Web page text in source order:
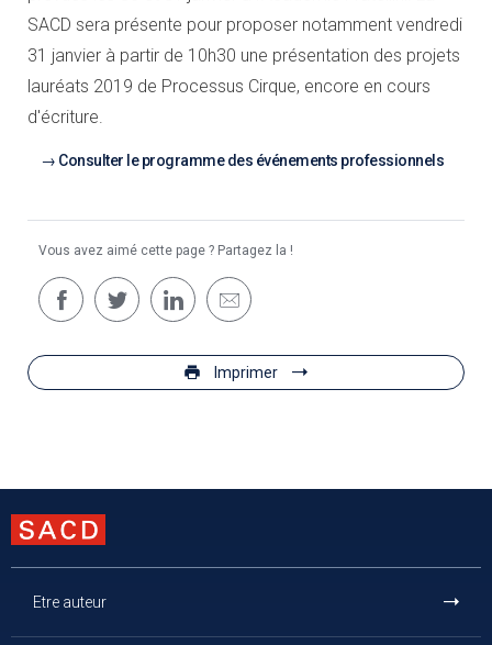
SACD sera présente pour proposer notamment vendredi
31 janvier à partir de 10h30 une présentation des projets
lauréats 2019 de Processus Cirque, encore en cours
d'écriture.
Consulter le programme des événements professionnels
Vous avez aimé cette page ? Partagez la !
Imprimer
Etre auteur